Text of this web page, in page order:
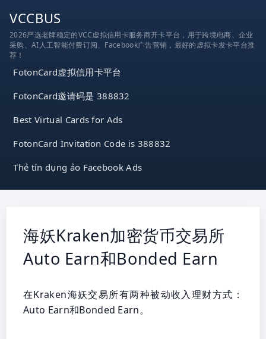
VCCBUS
2026严选老牌稳定的VCC虚拟信用卡服务商开卡平台，用于跨境电商、企业
采购、AI人工智能付费订阅、Facebook广告营销，最好的虚拟卡发卡平台推
荐！
FotonCard虚拟信用卡平台
FotonCard邀请码是 388832
Best Virtual Cards for Ads
FotonCard Invitation Code is 388832
Thẻ tín dụng ảo Facebook Ads
海妖Kraken加密货币交易所
Auto Earn和Bonded Earn
在Kraken海妖交易所有两种被动收入理财方式：
Auto Earn和Bonded Earn。